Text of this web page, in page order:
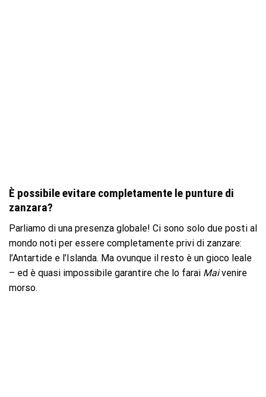
È possibile evitare completamente le punture di
zanzara?
Parliamo di una presenza globale! Ci sono solo due posti al
mondo noti per essere completamente privi di zanzare:
l’Antartide e l’Islanda. Ma ovunque il resto è un gioco leale
– ed è quasi impossibile garantire che lo farai Maivenire
morso.